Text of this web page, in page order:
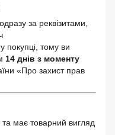
за реквізитами,
покупці, тому ви
14 днів з моменту
«Про захист прав
та має товарний вигляд